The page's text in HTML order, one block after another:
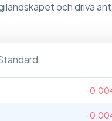
och driva
-
-